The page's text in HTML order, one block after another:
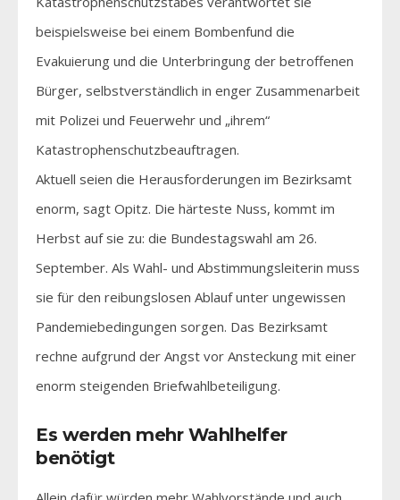
beispielsweise bei einem Bombenfund die
Evakuierung und die Unterbringung der betroffenen
Bürger, selbstverständlich in enger Zusammenarbeit
mit Polizei und Feuerwehr und „ihrem“
Katastrophenschutzbeauftragen.
Aktuell seien die Herausforderungen im Bezirksamt
enorm, sagt Opitz. Die härteste Nuss, kommt im
Herbst auf sie zu: die Bundestagswahl am 26.
September. Als Wahl- und Abstimmungsleiterin muss
sie für den reibungslosen Ablauf unter ungewissen
Pandemiebedingungen sorgen. Das Bezirksamt
rechne aufgrund der Angst vor Ansteckung mit einer
enorm steigenden Briefwahlbeteiligung.
Es werden mehr Wahlhelfer
benötigt